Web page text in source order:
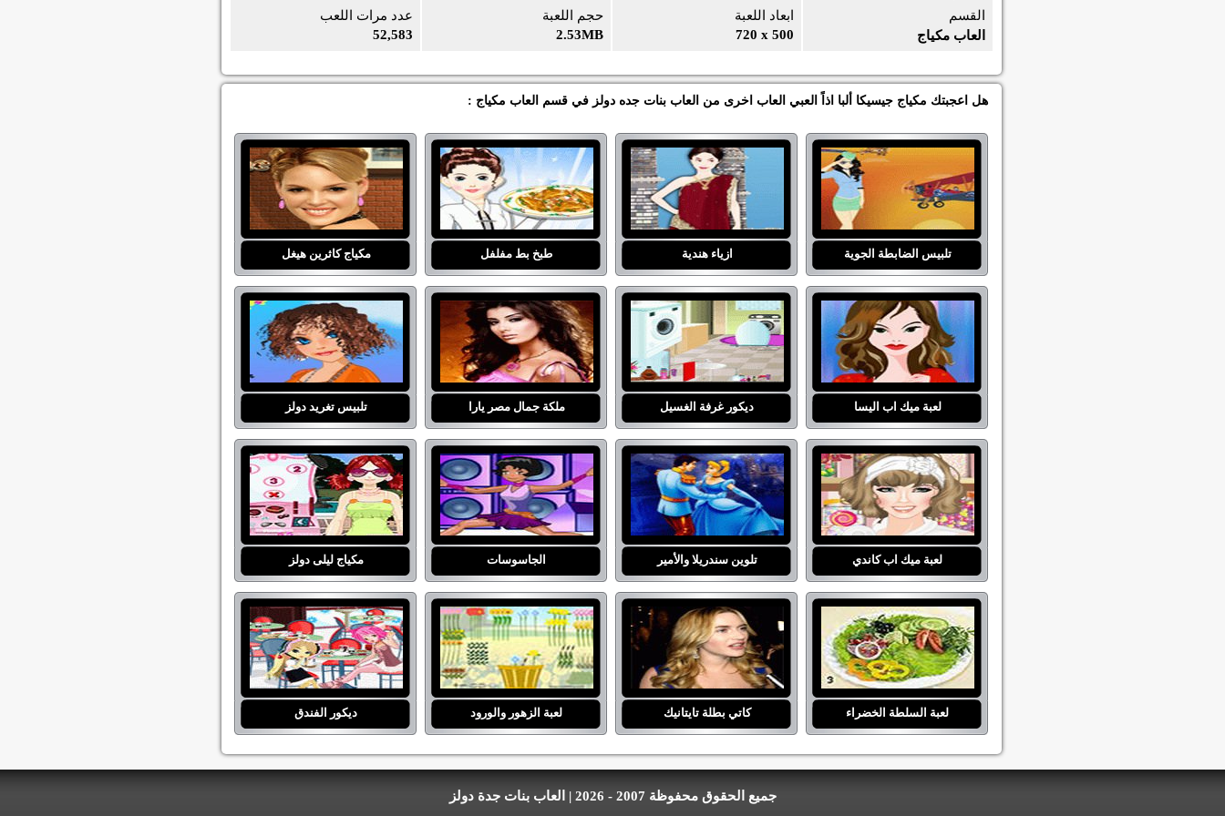
عدد مرات اللعب
52,583
حجم اللعبة
2.53MB
ابعاد اللعبة
720 x 500
القسم
العاب مكياج
هل اعجبتك مكياج جيسيكا ألبا اذاً العبي العاب اخرى من العاب بنات جده دولز في قسم العاب مكياج :
تلبيس الضابطة الجوية ازياء هندية طبخ بط مفلفل مكياج كاثرين هيغل
لعبة ميك اب اليسا ديكور غرفة الغسيل ملكة جمال مصر يارا تلبيس تغريد دولز
لعبة ميك اب كاندي تلوين سندريلا والأمير الجاسوسات مكياج ليلى دولز
لعبة السلطة الخضراء كاتي بطلة تايتانيك لعبة الزهور والورود ديكور الفندق
جميع الحقوق محفوظة 2007 - 2026 | العاب بنات جدة دولز